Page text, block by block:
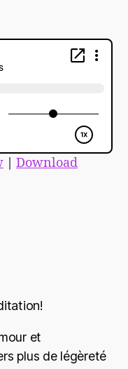
Download
et
plus de légèreté